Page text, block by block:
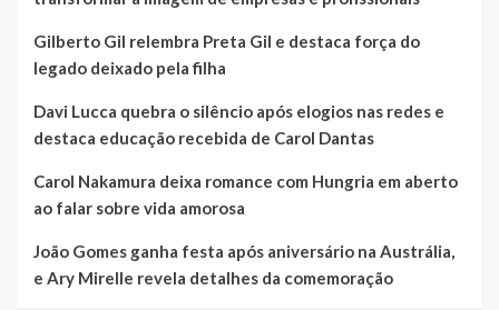
Gilberto Gil relembra Preta Gil e destaca força do
legado deixado pela filha
Davi Lucca quebra o silêncio após elogios nas redes e
destaca educação recebida de Carol Dantas
Carol Nakamura deixa romance com Hungria em aberto
ao falar sobre vida amorosa
João Gomes ganha festa após aniversário na Austrália,
e Ary Mirelle revela detalhes da comemoração